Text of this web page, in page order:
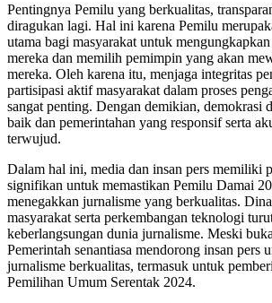
Pentingnya Pemilu yang berkualitas,
diragukan lagi. Hal ini karena Pemilu
utama bagi masyarakat untuk
mereka dan memilih pemimpin yang akan
mereka. Oleh karena itu, menjaga integritas
partisipasi aktif masyarakat dalam proses
sangat penting. Dengan demikian, demokrasi
baik dan pemerintahan yang responsif serta
terwujud.
Dalam hal ini, media dan insan pers memiliki
signifikan untuk memastikan Pemilu Damai
menegakkan jurnalisme yang berkualitas.
masyarakat serta perkembangan teknologi
keberlangsungan dunia jurnalisme. Meski
Pemerintah senantiasa mendorong insan pers
jurnalisme berkualitas, termasuk untuk
Pemilihan Umum Serentak 2024.